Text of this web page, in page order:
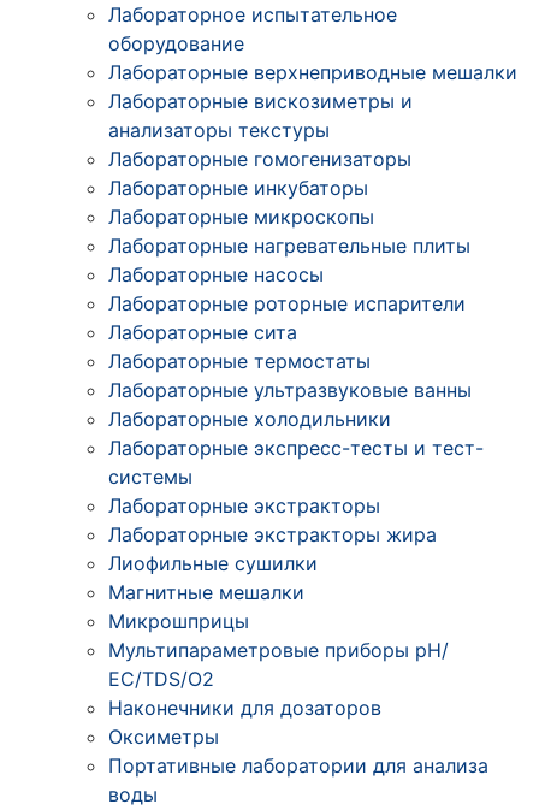
Лабораторное испытательное
оборудование
Лабораторные верхнеприводные мешалки
Лабораторные вискозиметры и
анализаторы текстуры
Лабораторные гомогенизаторы
Лабораторные инкубаторы
Лабораторные микроскопы
Лабораторные нагревательные плиты
Лабораторные насосы
Лабораторные роторные испарители
Лабораторные сита
Лабораторные термостаты
Лабораторные ультразвуковые ванны
Лабораторные холодильники
Лабораторные экспресс-тесты и тест-
системы
Лабораторные экстракторы
Лабораторные экстракторы жира
Лиофильные сушилки
Магнитные мешалки
Микрошприцы
Мультипараметровые приборы рН/
ЕС/TDS/О2
Наконечники для дозаторов
Оксиметры
Портативные лаборатории для анализа
воды